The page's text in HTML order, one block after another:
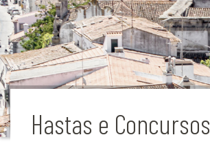
Hastas e Concursos